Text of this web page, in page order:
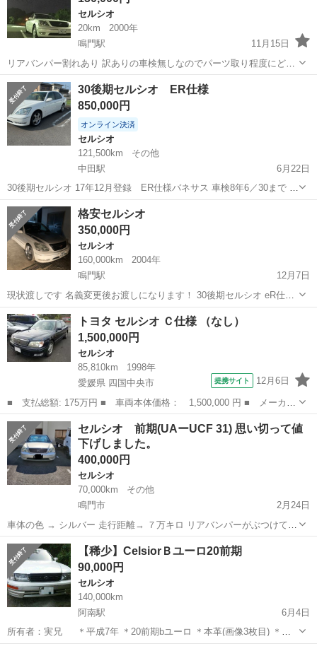
セルシオ
20km
2000年
鳴門駅
11月15日
リアバンパー割れあり 訳ありの車検無しなのでパーツ取り程度にどう
ですか？？ 盗難車とかじゃないのでご安心下さい！！(笑)
徳島 鳴門市 鳴門駅 前期
30後期セルシオ ER仕様
850,000円
オンライン決済
セルシオ
121,500km
その他
中田駅
6月22日
30後期セルシオ 17年12月登録 ER仕様バネサス 車検8年6／30まで 走
行121.500キロ 普段乗りますので距離増えます 今のところ不具合あり
ません 去年7月交換部品 エンジンマウント左右 ミッションマウント ...
徳島 徳島市 中田駅 セルシオ
格安セルシオ
350,000円
セルシオ
160,000km
2004年
鳴門駅
12月7日
現状渡しです 名義変更後お渡しになります！ 30後期セルシオ eR仕様
年式相応の小傷などありますがご理解お願いします！ 他でも買手探し
ており購入を確定された方優先で販売予定です 中古車の為購入後いか
なる場合でも責任は負いか...
徳島 鳴門市 鳴門駅 格安
トヨタ セルシオ Ｃ仕様 （なし）
1,500,000円
セルシオ
85,810km
1998年
愛媛県 四国中央市
提携サイト 12月6日
■ 支払総額: 175万円 ■ 車両本体価格： 1,500,000 円 ■ メーカー
名： トヨタ ■ 車種名： セルシオ ■ グレード名： Ｃ仕様 ■
排気量： 4000cc ■ ドア枚数： **** ■ ミッション： A...
愛媛 四国中央市 セルシオ
セルシオ 前期(UAーUCF 31) 思い切って値
下げしました。
400,000円
セルシオ
70,000km
その他
鳴門市
2月24日
車体の色 → シルバー 走行距離→ ７万キロ リアバンパーがぶつけて凹
んでいます。(左) 車検残り1年 税金が来る前に手放したいので投稿し
ました。 週に1、2回は通勤で使っています。 できれば現車確認してい
た...
徳島 鳴門市 セルシオ
【稀少】CelsiorＢユーロ20前期
90,000円
セルシオ
140,000km
阿南駅
6月4日
所有者：実兄 ＊平成7年 ＊20前期bユーロ ＊本革(画像3枚目) ＊サ
ンルーフ(画像2枚目) ＊ほぼワンオーナー ＊修復歴なし ＊タイニング